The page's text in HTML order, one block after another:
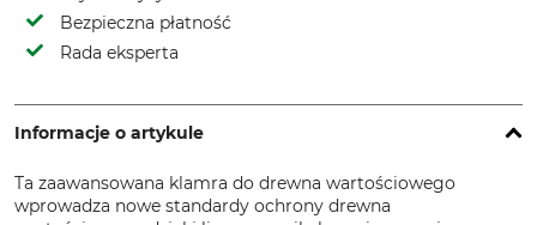
Bezpieczna płatność
Rada eksperta
Informacje o artykule
Ta zaawansowana klamra do drewna wartościowego
wprowadza nowe standardy ochrony drewna